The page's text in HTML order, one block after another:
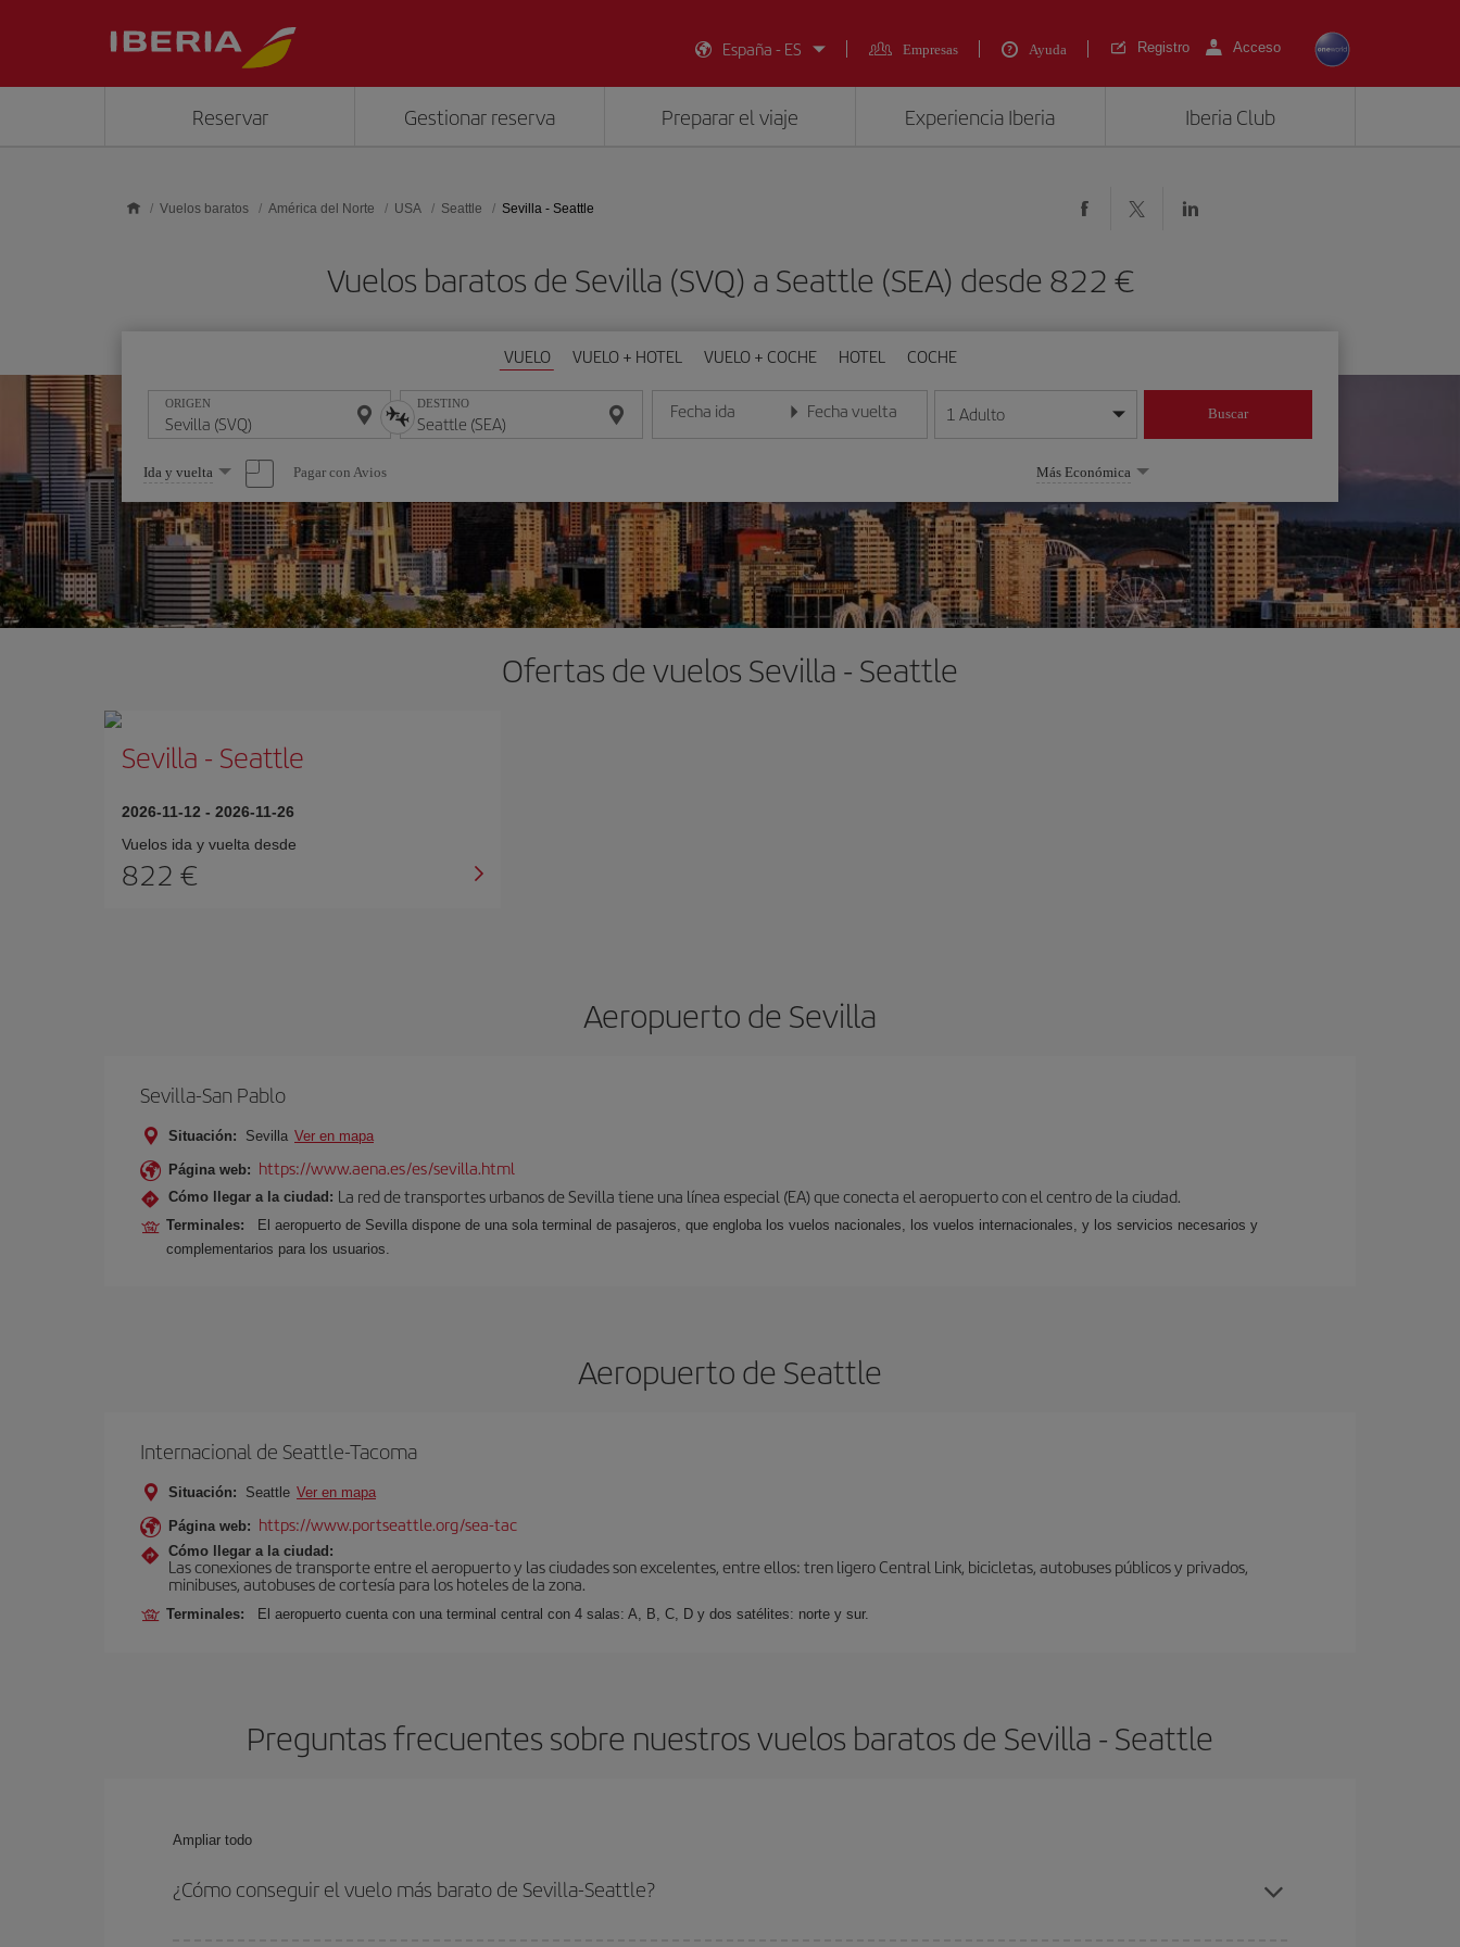
España - ES
Empresas Ayuda Registro Acceso
Reservar Gestionar reserva Preparar el viaje Experiencia Iberia Iberia Club
Vuelos baratos América del Norte USA Seattle Sevilla - Seattle
Vuelos baratos de Sevilla (SVQ) a Seattle (SEA) desde 822 €
VUELO VUELO + HOTEL VUELO + COCHE HOTEL COCHE
ORIGEN DESTINO Fecha ida
Introduce la fecha en formato día/mes/año
Fecha vuelta
Introduce la fecha en formato día/mes/año
1 Adulto Buscar
Seleccione
una
opción
Ida y vuelta Pagar con Avios Más Económica
Ofertas de vuelos Sevilla - Seattle
Sevilla - Seattle
2026-11-12 - 2026-11-26
Vuelos ida y vuelta desde
822 €
Aeropuerto de Sevilla
Sevilla-San Pablo
Situación: Sevilla Ver en mapa
Página web: https://www.aena.es/es/sevilla.html
Cómo llegar a la ciudad: La red de transportes urbanos de Sevilla tiene una línea especial (EA) que conecta el aeropuerto con el centro de la ciudad.
Terminales:
El aeropuerto de Sevilla dispone de una sola terminal de pasajeros, que engloba los vuelos nacionales, los vuelos internacionales, y los servicios necesarios y
complementarios para los usuarios.
Aeropuerto de Seattle
Internacional de Seattle-Tacoma
Situación: Seattle Ver en mapa
Página web: https://www.portseattle.org/sea-tac
Cómo llegar a la ciudad:
Las conexiones de transporte entre el aeropuerto y las ciudades son excelentes, entre ellos: tren ligero Central Link, bicicletas, autobuses públicos y privados,
minibuses, autobuses de cortesía para los hoteles de la zona.
Terminales: El aeropuerto cuenta con una terminal central con 4 salas: A, B, C, D y dos satélites: norte y sur.
Preguntas frecuentes sobre nuestros vuelos baratos de Sevilla - Seattle
Ampliar todo
¿Cómo conseguir el vuelo más barato de Sevilla-Seattle?